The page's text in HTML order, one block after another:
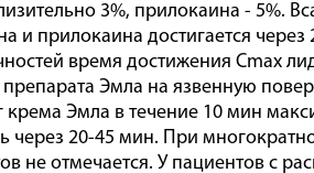
3%, прилокаина - 5%.
и прилокаина достигается
время достижения Cmax
Эмла на язвенную
крема Эмла в течение 10 мин
через 20-45 мин. При
не отмечается. У пациентов с